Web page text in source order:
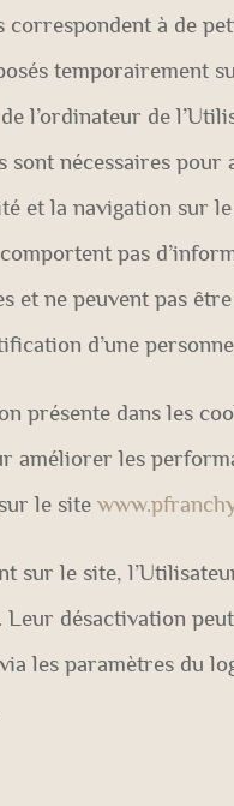
correspondent à de
temporairement
l’ordinateur de
sont nécessaires pour
et la navigation sur
pas
et ne peuvent pas
d’une
présente dans les
améliorer les
le site
sur le site,
Leur désactivation peut
les paramètres du